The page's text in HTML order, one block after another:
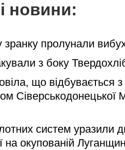
новини:
зранку пролунали
з боку
що відбувається з
Сіверськодонецької
систем уразили
на окупованій